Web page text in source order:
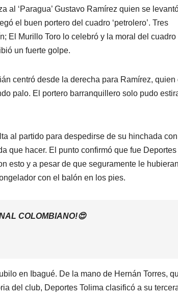
‘Paragua’ Gustavo Ramírez quien se
el buen portero del cuadro ‘petrolero’. Tres
El Murillo Toro lo celebró y la moral del cuadro
un fuerte golpe.
centró desde la derecha para Ramírez, quien
palo. El portero barranquillero solo pudo
al partido para despedirse de su hinchada con
que hacer. El punto confirmó que fue Deportes
esto y a pesar de que seguramente le hubieran
con el balón en los pies.
COLOMBIANO!😍
en Ibagué. De la mano de Hernán Torres,
del club, Deportes Tolima clasificó a su